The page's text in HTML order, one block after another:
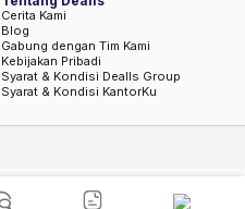
Cerita Kami
Blog
Gabung dengan Tim Kami
Kebijakan Pribadi
Syarat & Kondisi Dealls Group
Syarat & Kondisi KantorKu